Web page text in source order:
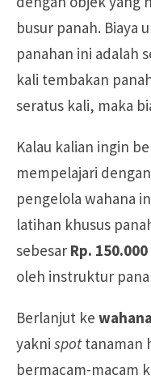
busur panah. Biaya
panahan ini adalah
kali tembakan
seratus kali, maka
Kalau kalian ingin
mempelajari
pengelola wahana
latihan khusus
sebesar Rp. 150.000
oleh instruktur
Berlanjut ke
yakni spottanaman
bermacam-macam